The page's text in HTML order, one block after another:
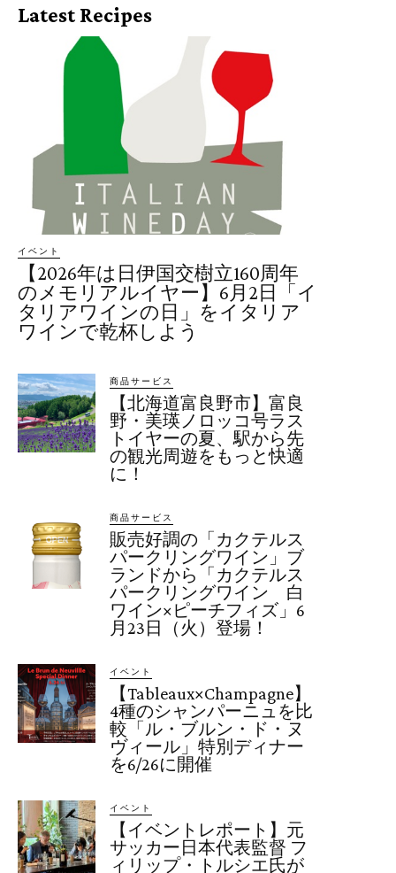
Latest Recipes
イベント
【2026年は日伊国交樹立160周年
のメモリアルイヤー】6月2日「イ
タリアワインの日」をイタリア
ワインで乾杯しよう
商品サービス
【北海道富良野市】富良
野・美瑛ノロッコ号ラス
トイヤーの夏、駅から先
の観光周遊をもっと快適
に！
商品サービス
販売好調の「カクテルス
パークリングワイン」ブ
ランドから「カクテルス
パークリングワイン 白
ワイン×ピーチフィズ」6
月23日（火）登場！
イベント
【Tableaux×Champagne】
4種のシャンパーニュを比
較「ル・ブルン・ド・ヌ
ヴィール」特別ディナー
を6/26に開催
イベント
【イベントレポート】元
サッカー日本代表監督 フ
ィリップ・トルシエ氏が